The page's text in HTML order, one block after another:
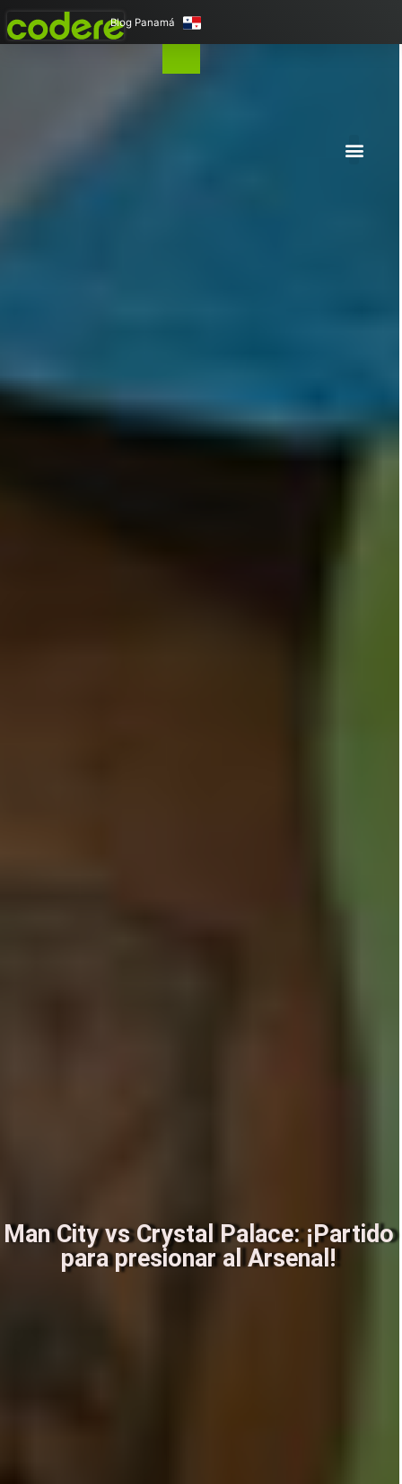
Blog Panamá
Man City vs Crystal Palace: ¡Partido
para presionar al Arsenal!